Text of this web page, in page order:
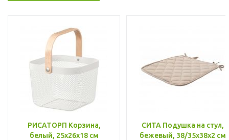
РИСАТОРП Корзина,
белый, 25x26x18 см
СИТА Подушка на стул,
бежевый, 38/35x38x2 см